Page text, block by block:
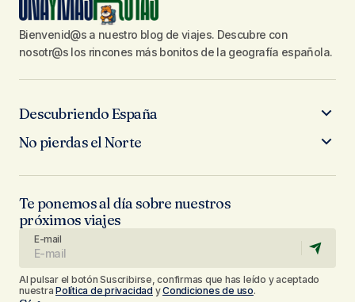
Bienvenid@s a nuestro blog de viajes. Descubre con
nosotr@s los rincones más bonitos de la geografía española.
Descubriendo España
No pierdas el Norte
Te ponemos al día sobre nuestros
próximos viajes
E-mail
Al pulsar el botón Suscribirse, confirmas que has leído y aceptado
nuestraPolítica de privacidad yCondiciones de uso.